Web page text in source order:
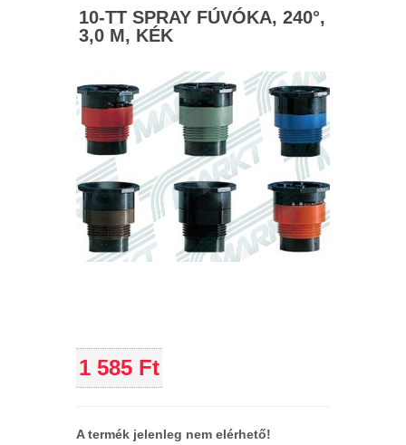
10-TT SPRAY FÚVÓKA, 240°,
3,0 M, KÉK
1 585 Ft
A termék jelenleg nem elérhető!